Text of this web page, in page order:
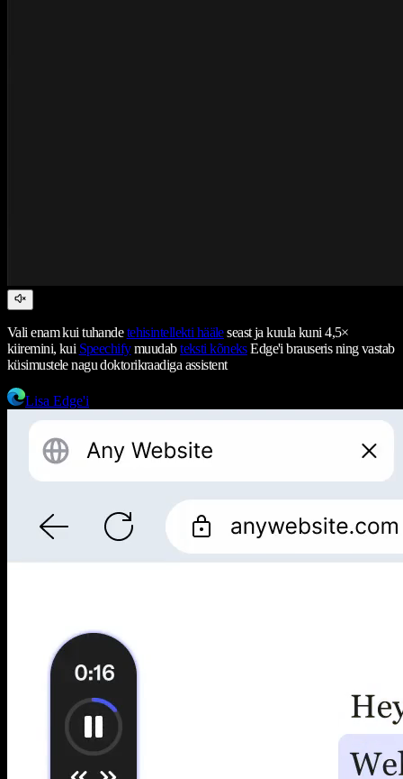
Vali enam kui tuhandetehisintellekti hääleseast ja kuula kuni 4,5×
kiiremini, kui Speechifymuudabteksti kõneksEdge'i brauseris ning vastab
küsimustele nagu doktorikraadiga assistent
Lisa Edge'i